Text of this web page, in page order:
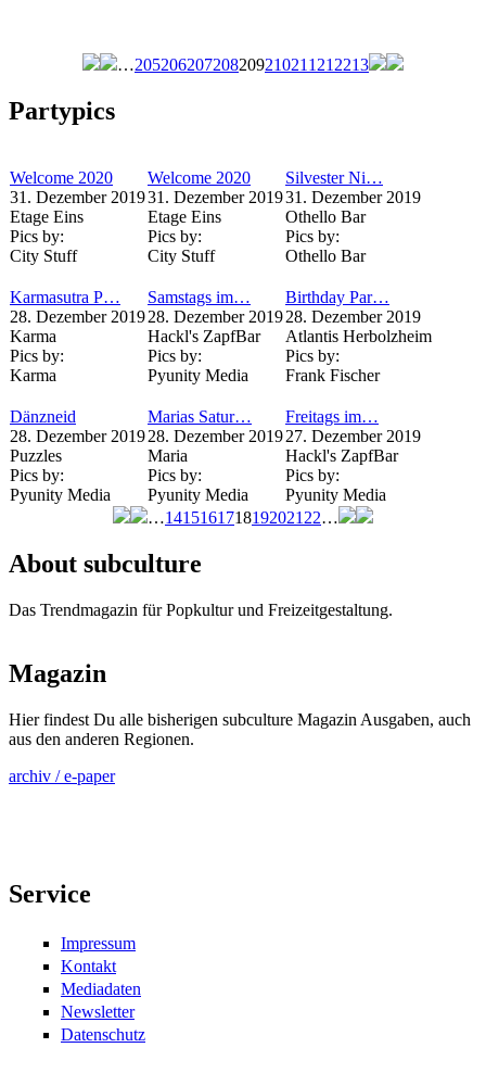
…205206207208209210211 212213
Partypics
Welcome 2020
31. Dezember 2019
Etage Eins
Pics by:
City Stuff
Welcome 2020
31. Dezember 2019
Etage Eins
Pics by:
City Stuff
Silvester Ni…
31. Dezember 2019
Othello Bar
Pics by:
Othello Bar
Karmasutra P…
28. Dezember 2019
Karma
Pics by:
Karma
Samstags im…
28. Dezember 2019
Hackl's ZapfBar
Pics by:
Pyunity Media
Birthday Par…
28. Dezember 2019
Atlantis Herbolzheim
Pics by:
Frank Fischer
Dänzneid
28. Dezember 2019
Puzzles
Pics by:
Pyunity Media
Marias Satur…
28. Dezember 2019
Maria
Pics by:
Pyunity Media
Freitags im…
27. Dezember 2019
Hackl's ZapfBar
Pics by:
Pyunity Media
…1415161718192021 22…
About subculture
Das Trendmagazin für Popkultur und Freizeitgestaltung.
Magazin
Hier findest Du alle bisherigen subculture Magazin Ausgaben, auch
aus den anderen Regionen.
archiv / e-paper
Service
Impressum
Kontakt
Mediadaten
Newsletter
Datenschutz